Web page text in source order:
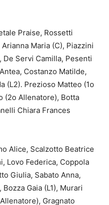
Praise, Rossetti
Maria (C), Piazzini
De Servi Camilla, Pesenti
Costanzo Matilde,
(L2). Prezioso Matteo (1o
(2o Allenatore), Botta
Chiara Frances
Alice, Scalzotto Beatrice
Lovo Federica, Coppola
Giulia, Sabato Anna,
Gaia (L1), Murari
Gragnato